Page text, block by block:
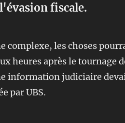
fiscale.
complexe, les choses
heures après le tournage
information judiciaire
par UBS.